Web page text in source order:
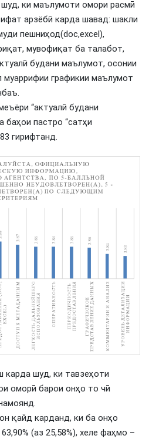
ки маълумоти омори расмӣ
арзёбӣ карда шавад: шакли
пешниҳод(doc,excel),
мувофиқат ба талабот,
будани маълумот, осонии
муаррифии графикии маълумот
“актуалӣ будани
баҳои пастро “сатҳи
гирифтанд.
карда шуд, ки тавзеҳоти
оморӣ барои онҳо то чӣ
қайд карданд, ки ба онҳо
(аз 25,58%), хеле фаҳмо –